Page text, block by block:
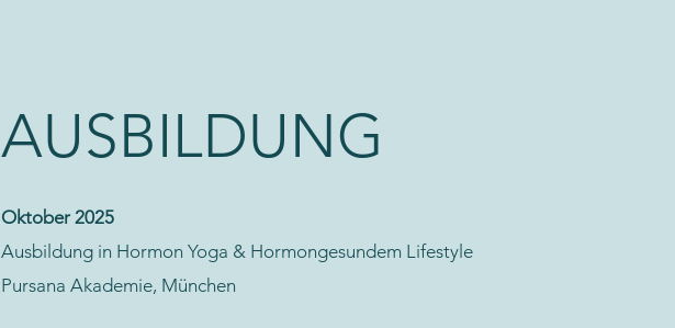
AUSBILDUNG
Oktober 2025
Ausbildung in Hormon Yoga & Hormongesundem Lifestyle
Pursana Akademie, München